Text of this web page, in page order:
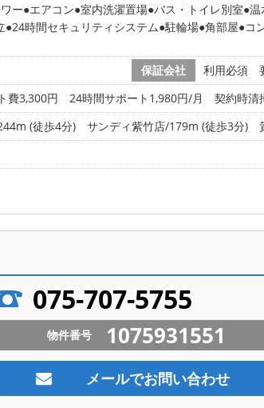
ー エアコン 室内洗濯置場 バス・トイレ別室 温
24時間セキュリティシステム 駐輪場 角部屋 コ
保証会社
利用必須
費3,300円 24時間サポート1,980円/月 契約時清
(徒歩4分) サンディ紫竹店/179m (徒歩3分)
075-707-5755
物件番号 1075931551
メールでお問い合わせ